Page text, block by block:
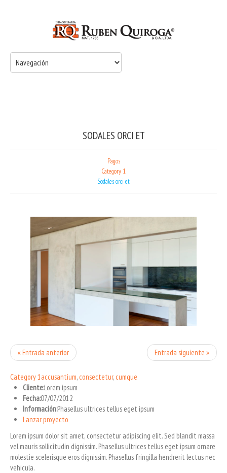
SODALES ORCI ET
Pagos
Category 1
Sodales orci et
« Entrada anterior Entrada siguiente »
Category 1accusantium,consectetur,cumque
Cliente:Lorem ipsum
Fecha:07/07/2012
Información:Phasellus ultrices tellus eget ipsum
Lanzar proyecto
Lorem ipsum dolor sit amet, consectetur adipiscing elit. Sed blandit massa
vel mauris sollicitudin dignissim. Phasellus ultrices tellus eget ipsum ornare
molestie scelerisque eros dignissim. Phasellus fringilla hendrerit lectus nec
vehicula.